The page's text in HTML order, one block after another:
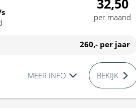
32,50
per maand
260,- per jaar
MEER INFO BEKIJK